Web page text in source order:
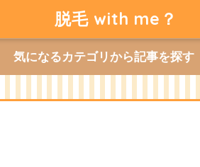
脱毛 with me？
気になるカテゴリから記事を探す